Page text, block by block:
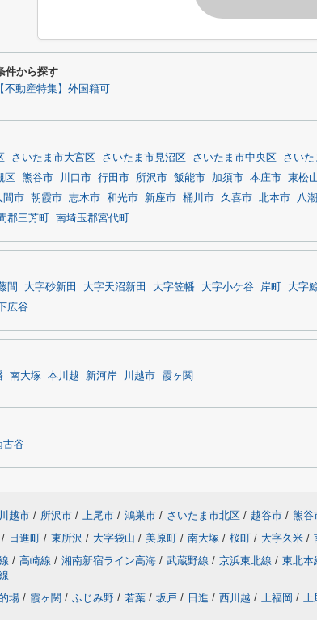
件から探す
【不動産特集】外国籍可
さいたま市大宮区 さいたま市見沼区 さいたま市中央区 さいた
区 熊谷市 川口市 行田市 所沢市 飯能市 加須市 本庄市 東松
間市 朝霞市 志木市 和光市 新座市 桶川市 久喜市 北本市 八
郡三芳町 南埼玉郡宮代町
間 大字砂新田 大字天沼新田 大字笠幡 大字小ケ谷 岸町 大字
広谷
南大塚 本川越 新河岸 川越市 霞ヶ関
古谷
川越市 / 所沢市 / 上尾市 / 鴻巣市 / さいたま市北区 / 越谷市 / 熊谷
/ 日進町 / 東所沢 / 大字袋山 / 美原町 / 南大塚 / 桜町 / 大字久米 /
/ 高崎線 / 湘南新宿ライン高海 / 武蔵野線 / 京浜東北線 / 東北本
的場 / 霞ヶ関 / ふじみ野 / 若葉 / 坂戸 / 日進 / 西川越 / 上福岡 / 上